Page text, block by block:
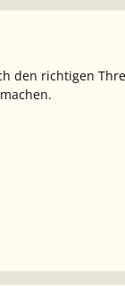
den richtigen